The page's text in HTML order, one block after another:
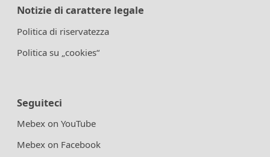
Notizie di carattere legale
Politica di riservatezza
Politica su „cookies“
Seguiteci
Mebex on YouTube
Mebex on Facebook